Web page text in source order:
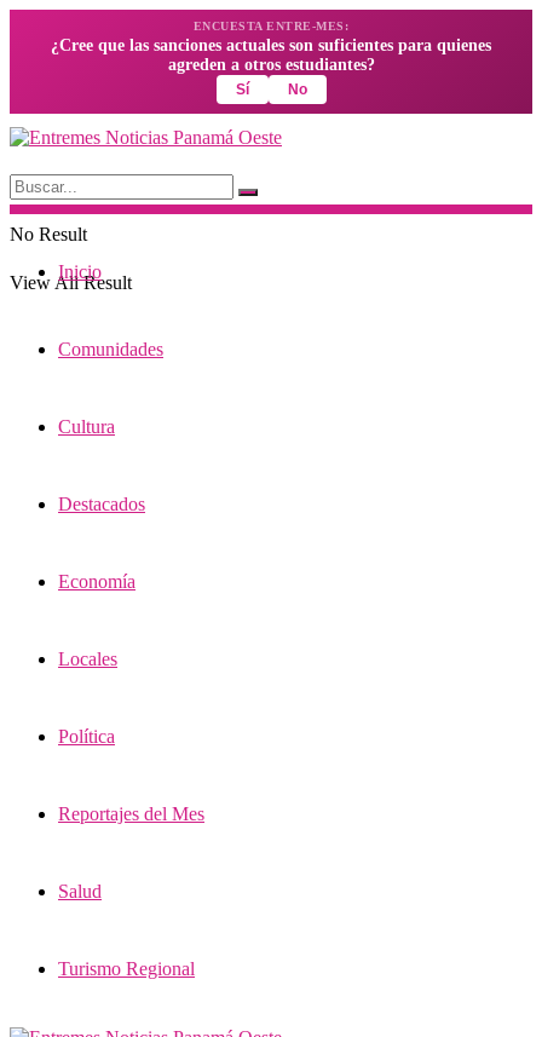
ENCUESTA ENTRE-MES:
¿Cree que las sanciones actuales son suficientes para quienes
agreden a otros estudiantes?
Sí No
No Result
View All Result
Inicio
Comunidades
Cultura
Destacados
Economía
Locales
Política
Reportajes del Mes
Salud
Turismo Regional